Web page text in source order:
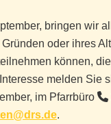
bringen wir
oder ihres
können,
melden Sie
im Pfarrbüro
.